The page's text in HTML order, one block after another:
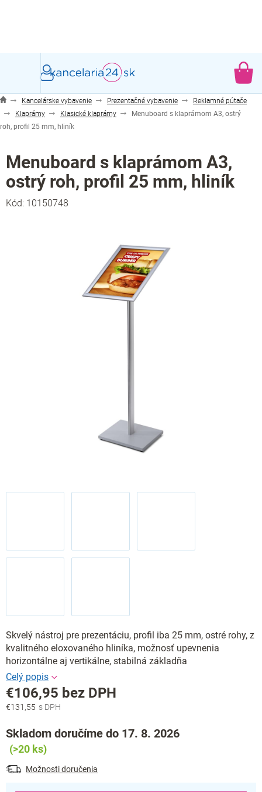
Kancelárske vybavenie Prezentačné vybavenie
Reklamné pútače
Klaprámy
Klasické klaprámy
Menuboard s klaprámom A3, ostrý
roh, profil 25 mm, hliník
Menuboard s klaprámom A3,
ostrý roh, profil 25 mm, hliník
Kód: 10150748
Skvelý nástroj pre prezentáciu, profil iba 25 mm, ostré rohy, z
kvalitného eloxovaného hliníka, možnosť upevnenia
horizontálne aj vertikálne, stabilná základňa
€131,55
€106,95 bez DPH
Jednotková
Skladom doručíme do 17. 8. 2026
(>20 ks)
Možnosti doručenia